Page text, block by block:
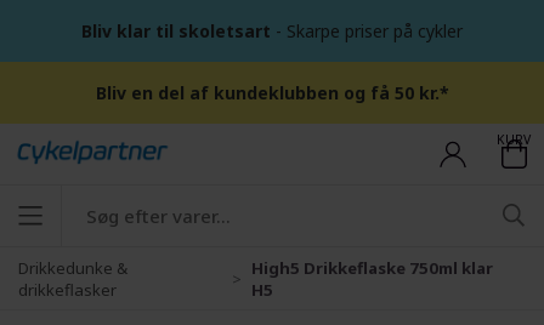
Bliv klar til skoletsart - Skarpe priser på cykler
Bliv en del af kundeklubben og få 50 kr.*
KURV
Drikkedunke &
drikkeflasker
High5 Drikkeflaske 750ml klar
H5